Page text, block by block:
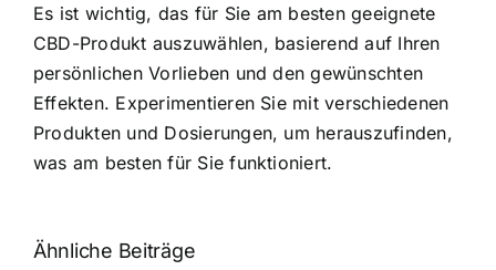
Es ist wichtig, das für Sie am besten geeignete
CBD-Produkt auszuwählen, basierend auf Ihren
persönlichen Vorlieben und den gewünschten
Effekten. Experimentieren Sie mit verschiedenen
Produkten und Dosierungen, um herauszufinden,
was am besten für Sie funktioniert.
Ähnliche Beiträge
Neue THC-